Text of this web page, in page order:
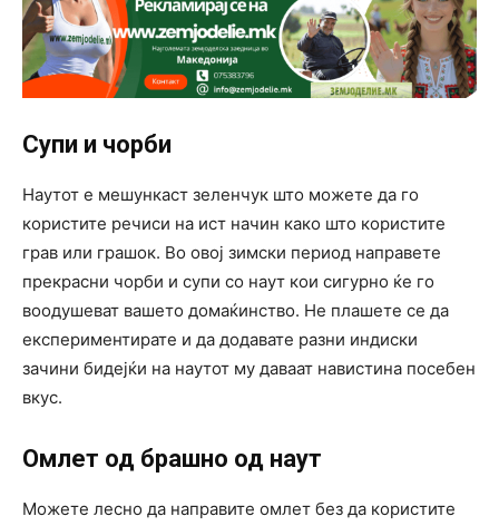
Супи и чорби
Наутот е мешункаст зеленчук што можете да го
користите речиси на ист начин како што користите
грав или грашок. Во овој зимски период направете
прекрасни чорби и супи со наут кои сигурно ќе го
воодушеват вашето домаќинство. Не плашете се да
експериментирате и да додавате разни индиски
зачини бидејќи на наутот му даваат навистина посебен
вкус.
Омлет од брашно од наут
Можете лесно да направите омлет без да користите